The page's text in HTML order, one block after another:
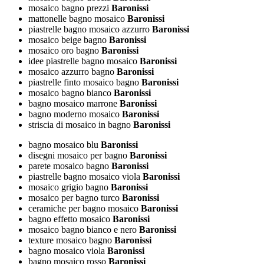
mosaico bagno prezzi Baronissi
mattonelle bagno mosaico Baronissi
piastrelle bagno mosaico azzurro Baronissi
mosaico beige bagno Baronissi
mosaico oro bagno Baronissi
idee piastrelle bagno mosaico Baronissi
mosaico azzurro bagno Baronissi
piastrelle finto mosaico bagno Baronissi
mosaico bagno bianco Baronissi
bagno mosaico marrone Baronissi
bagno moderno mosaico Baronissi
striscia di mosaico in bagno Baronissi
bagno mosaico blu Baronissi
disegni mosaico per bagno Baronissi
parete mosaico bagno Baronissi
piastrelle bagno mosaico viola Baronissi
mosaico grigio bagno Baronissi
mosaico per bagno turco Baronissi
ceramiche per bagno mosaico Baronissi
bagno effetto mosaico Baronissi
mosaico bagno bianco e nero Baronissi
texture mosaico bagno Baronissi
bagno mosaico viola Baronissi
bagno mosaico rosso Baronissi